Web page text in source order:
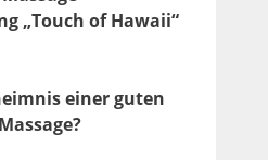
„Touch of Hawaii“
einer guten